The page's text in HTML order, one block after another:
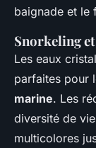
baignade et le
Snorkeling
Les eaux
parfaites pour
marine. Les
diversité de
multicolores